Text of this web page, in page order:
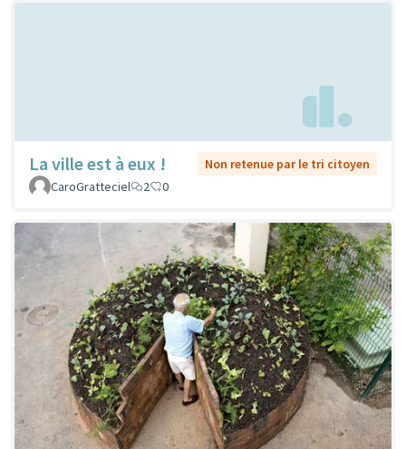
La ville est à eux !
Non retenue par le tri citoyen
CaroGratteciel
2 0